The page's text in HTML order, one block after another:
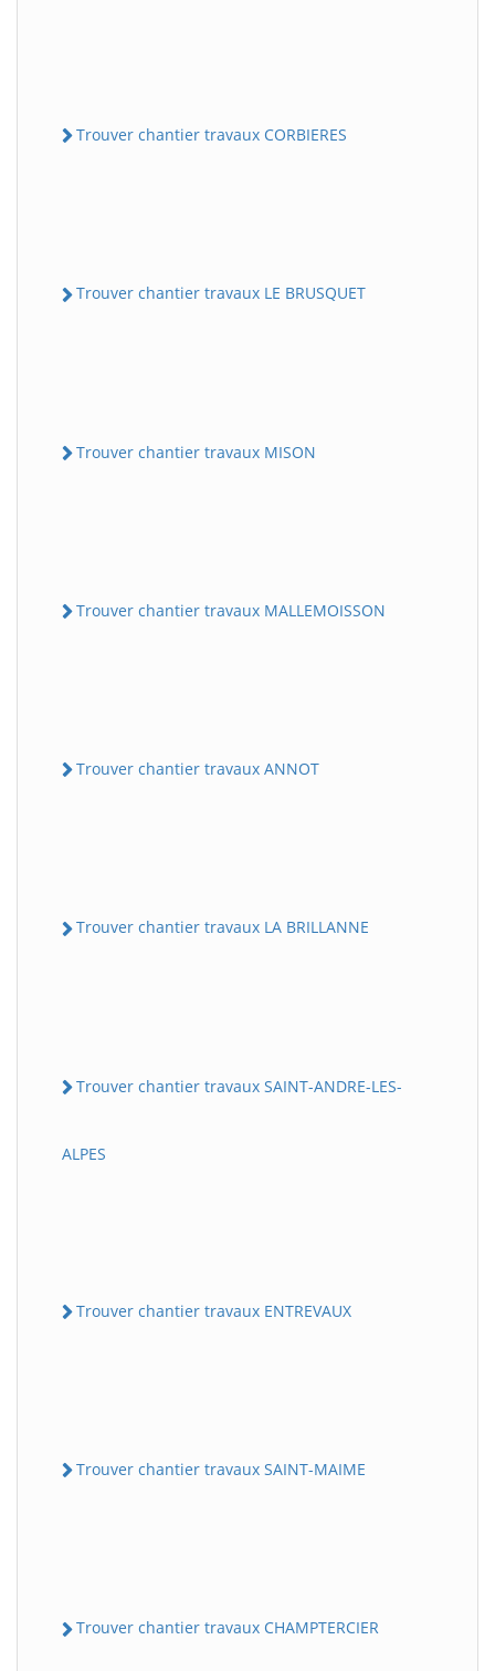
Trouver chantier travaux CORBIERES
Trouver chantier travaux LE BRUSQUET
Trouver chantier travaux MISON
Trouver chantier travaux MALLEMOISSON
Trouver chantier travaux ANNOT
Trouver chantier travaux LA BRILLANNE
Trouver chantier travaux SAINT-ANDRE-LES-
ALPES
Trouver chantier travaux ENTREVAUX
Trouver chantier travaux SAINT-MAIME
Trouver chantier travaux CHAMPTERCIER